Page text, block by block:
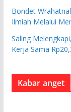
Bondet
Ilmiah Melalui
Saling
Kerja Sama
Kabar anget